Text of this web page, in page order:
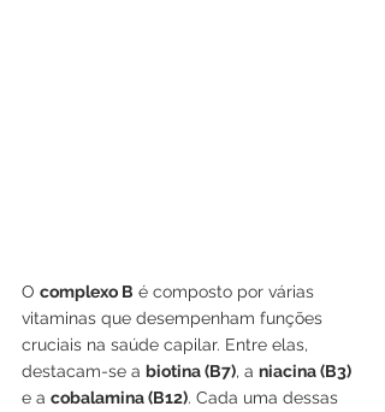
O complexo B é composto por várias
vitaminas que desempenham funções
cruciais na saúde capilar. Entre elas,
destacam-se a biotina (B7), a niacina (B3)
e a cobalamina (B12). Cada uma dessas